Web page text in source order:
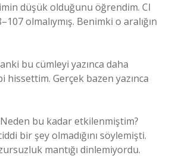
düşük olduğunu öğrendim. Cl
olmalıymış. Benimki o aralığın
bu cümleyi yazınca daha
hissettim. Gerçek bazen yazınca
Neden bu kadar etkilenmiştim?
bir şey olmadığını söylemişti.
mantığı dinlemiyordu.